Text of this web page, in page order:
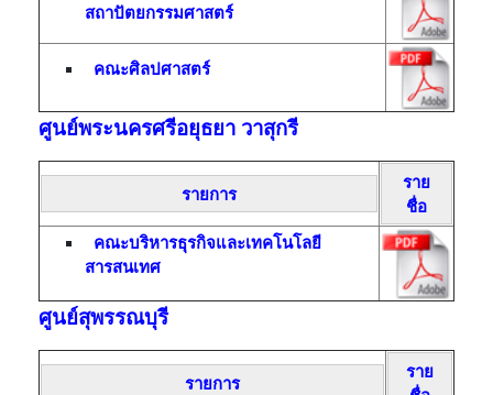
สถาปัตยกรรมศาสตร์
คณะศิลปศาสตร์
ศูนย์พระนครศรีอยุธยา วาสุกรี
รายการ
ราย
ชื่อ
คณะบริหารธุรกิจและเทคโนโลยี
สารสนเทศ
ศูนย์สุพรรณบุรี
รายการ
ราย